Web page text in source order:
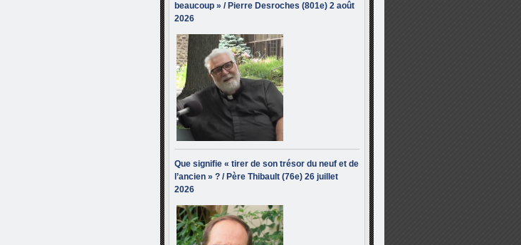
beaucoup » / Pierre Desroches (801e) 2 août
2026
Que signifie « tirer de son trésor du neuf et de
l’ancien » ? / Père Thibault (76e) 26 juillet
2026